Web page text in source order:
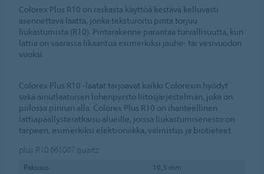
Colorex Plus R10 on raskasta käyttöä kestävä kelluvasti
asennettava laatta, jonka teksturoitu pinta torjuu
liukastumista (R10). Pintarakenne parantaa turvallisuutta, kun
lattia on vaarassa likaantua esimerkiksi jauhe- tai vesivuodon
vuoksi.
Colorex Plus R10 -laatat tarjoavat kaikki Colorexin hyödyt
sekä ainutlaatuisen lohenpyrstö liitosjärjestelmän, joka on
piilossa pinnan alla. Colorex Plus R10 on ihanteellinen
lattiapäällysteratkaisu alueille, joissa liukastumisenesto on
tarpeen, esimerkiksi elektroniikka, valmistus ja biotieteet.
plus R10 661007 quartz
Paksuus
10,3 mm